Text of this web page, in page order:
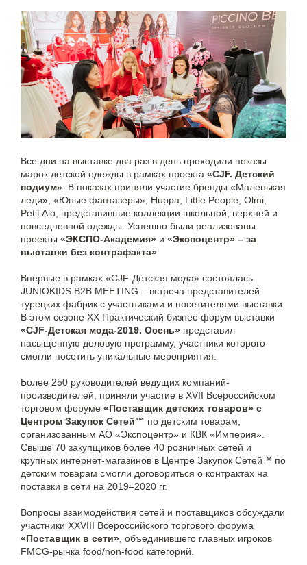
Все дни на выставке два раз в день проходили показы
марок детской одежды в рамках проекта «CJF. Детский
подиум». В показах приняли участие бренды «Маленькая
леди», «Юные фантазеры», Huppa, Little People, Olmi,
Petit Alo, представившие коллекции школьной, верхней и
повседневной одежды. Успешно были реализованы
проекты «ЭКСПО-Академия» и «Экспоцентр» – за
выставки без контрафакта»
Впервые в рамках «CJF-Детская мода» состоялась
JUNIOKIDS B2B MEETING – встреча представителей
турецких фабрик с участниками и посетителями выставки.
В этом сезоне XX Практический бизнес-форум выставки
«CJF-Детская мода-2019. Осень» представил
насыщенную деловую программу, участники которого
смогли посетить уникальные мероприятия.
Более 250 руководителей ведущих компаний-
производителей, приняли участие в XVII Всероссийском
торговом форуме «Поставщик детских товаров» с
Центром Закупок Сетей™ по детским товарам,
организованным АО «Экспоцентр» и КВК «Империя».
Свыше 70 закупщиков более 40 розничных сетей и
крупных интернет-магазинов в Центре Закупок Сетей™ по
детским товарам смогли договориться о контрактах на
поставки в сети на 2019–2020 гг.
Вопросы взаимодействия сетей и поставщиков обсуждали
участники XXVIII Всероссийского торгового форума
«Поставщик в сети» , объединившего главных игроков
FMCG-рынка food/non-food категорий.